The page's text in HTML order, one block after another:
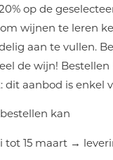
op de
wijnen te leren
aan te vullen.
de wijn!
dit aanbod is enkel
kan
tot 15 maart →